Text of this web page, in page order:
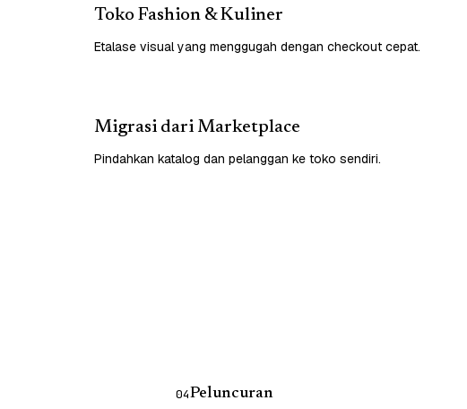
Toko Fashion & Kuliner
Etalase visual yang menggugah dengan checkout cepat.
Migrasi dari Marketplace
Pindahkan katalog dan pelanggan ke toko sendiri.
04Peluncuran